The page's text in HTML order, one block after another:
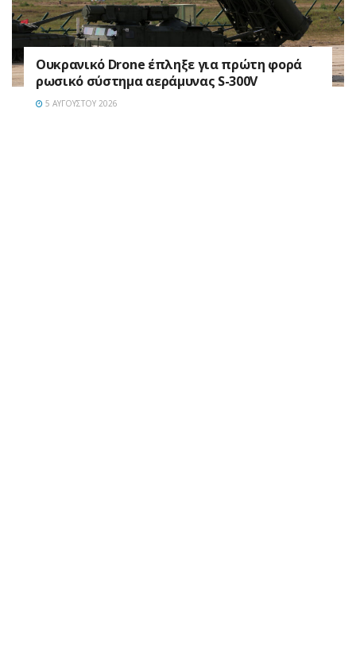
Ουκρανικό Drone έπληξε για πρώτη φορά
ρωσικό σύστημα αεράμυνας S-300V
5 ΑΥΓΟΎΣΤΟΥ 2026